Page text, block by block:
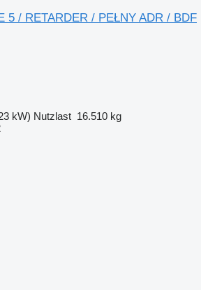
5 / RETARDER / PEŁNY ADR / BDF
kW) Nutzlast 16.510 kg